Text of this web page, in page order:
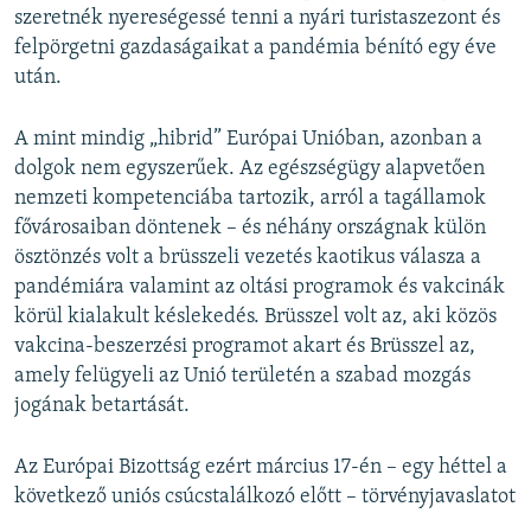
szeretnék nyereségessé tenni a nyári turistaszezont és
felpörgetni gazdaságaikat a pandémia bénító egy éve
után.
A mint mindig „hibrid” Európai Unióban, azonban a
dolgok nem egyszerűek. Az egészségügy alapvetően
nemzeti kompetenciába tartozik, arról a tagállamok
fővárosaiban döntenek – és néhány országnak külön
ösztönzés volt a brüsszeli vezetés kaotikus válasza a
pandémiára valamint az oltási programok és vakcinák
körül kialakult késlekedés. Brüsszel volt az, aki közös
vakcina-beszerzési programot akart és Brüsszel az,
amely felügyeli az Unió területén a szabad mozgás
jogának betartását.
Az Európai Bizottság ezért március 17-én – egy héttel a
következő uniós csúcstalálkozó előtt – törvényjavaslatot